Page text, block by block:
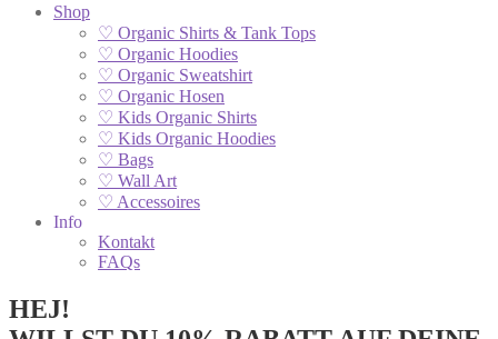
Shop
♡ Organic Shirts & Tank Tops
♡ Organic Hoodies
♡ Organic Sweatshirt
♡ Organic Hosen
♡ Kids Organic Shirts
♡ Kids Organic Hoodies
♡ Bags
♡ Wall Art
♡ Accessoires
Info
Kontakt
FAQs
HEJ!